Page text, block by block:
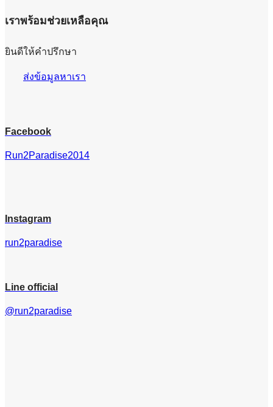
เราพร้อมช่วยเหลือคุณ
ยินดีให้คำปรึกษา
ส่งข้อมูลหาเรา
Facebook
Run2Paradise2014
Instagram
run2paradise
Line official
@run2paradise